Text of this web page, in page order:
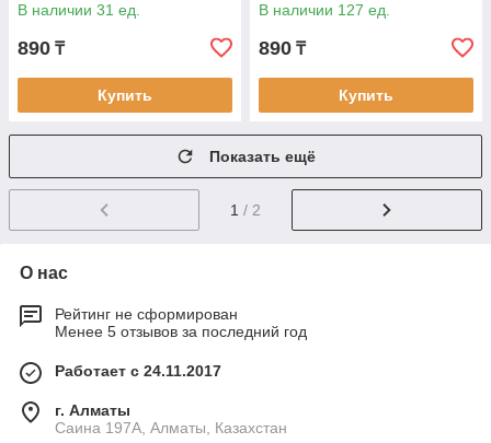
В наличии 31 ед.
890 ₸
Купить
В наличии 127 ед.
890 ₸
Купить
Показать ещё
1 / 2
О нас
Рейтинг не сформирован
Менее 5 отзывов за последний год
Работает с 24.11.2017
г. Алматы
Саина 197А, Алматы, Казахстан